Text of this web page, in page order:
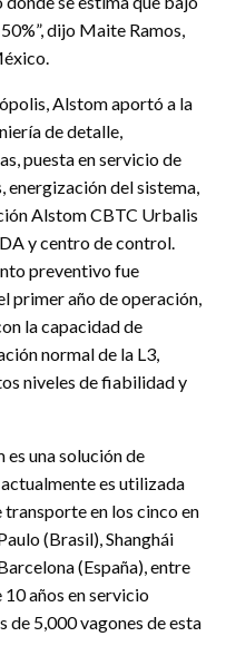
dijo Maite Ramos,
Alstom aportó a la
de detalle,
puesta en servicio de
del sistema,
Alstom CBTC Urbalis
y centro de control.
preventivo fue
primer año de operación,
la capacidad de
normal de la L3,
niveles de fiabilidad y
una solución de
es utilizada
en los cinco en
(Brasil), Shanghái
(España), entre
años en servicio
de 5,000 vagones de esta